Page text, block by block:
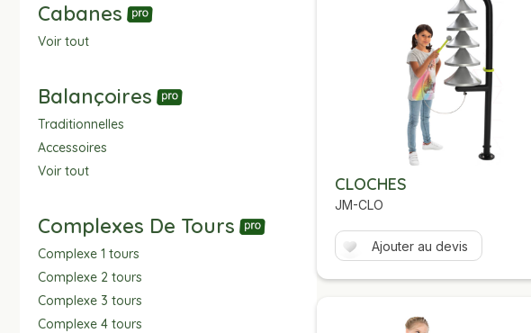
Cabanes
Voir tout
Balançoires
Traditionnelles
Accessoires
Voir tout
Complexes De Tours
Complexe 1 tours
Complexe 2 tours
Complexe 3 tours
Complexe 4 tours
CLOCHES
JM-CLO
Ajouter au devis